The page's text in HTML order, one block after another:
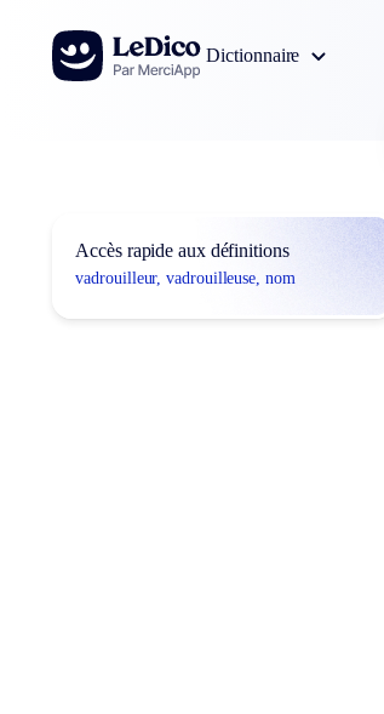
Aller au contenu
Dictionnaire
Accès rapide aux définitions
vadrouilleur, vadrouilleuse, nom